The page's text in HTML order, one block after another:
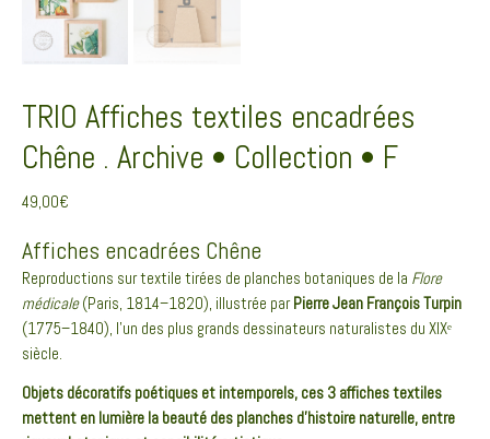
TRIO Affiches textiles encadrées
Chêne . Archive • Collection • F
49,00€
Affiches encadrées Chêne
Reproductions sur textile tirées de planches botaniques de la Flore
médicale(Paris, 1814–1820), illustrée parPierre Jean François Turpin
(1775–1840), l’un des plus grands dessinateurs naturalistes du XIXᵉ
siècle.
Objets décoratifs poétiques et intemporels, ces 3 affiches textiles
mettent en lumière la beauté des planches d’histoire naturelle, entre